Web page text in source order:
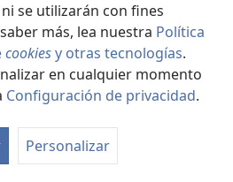
se utilizarán con fines
más, lea nuestra Política
cookiesy otras tecnologías.
en cualquier momento
Configuración de privacidad.
Personalizar
de Gran Bretaña,
diez años! ¿Qué ocurrió para